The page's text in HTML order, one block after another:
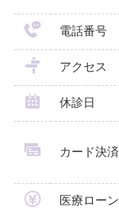
電話番号
アクセス
休診日
カード決済
医療ローン